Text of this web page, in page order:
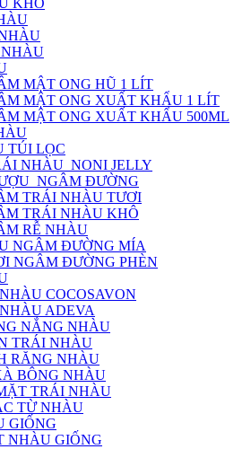
KHÔ
MẬT ONG HŨ 1 LÍT
MẬT ONG XUẤT KHẨU 1 LÍT
MẬT ONG XUẤT KHẨU 500ML
TÚI LỌC
NHÀU_NONI JELLY
ĐƯỜNG
TRÁI NHÀU TƯƠI
TRÁI NHÀU KHÔ
RỄ NHÀU
NGÂM ĐƯỜNG MÍA
NGÂM ĐƯỜNG PHÈN
COCOSAVON
ADEVA
NẮNG NHÀU
TRÁI NHÀU
RĂNG NHÀU
BÔNG NHÀU
TRÁI NHÀU
TỪ NHÀU
GIỐNG
NHÀU GIỐNG